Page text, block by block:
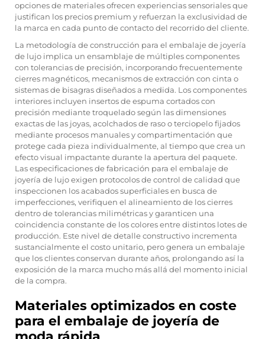
opciones de materiales ofrecen experiencias sensoriales que
justifican los precios premium y refuerzan la exclusividad de
la marca en cada punto de contacto del recorrido del cliente.
La metodología de construcción para el embalaje de joyería
de lujo implica un ensamblaje de múltiples componentes
con tolerancias de precisión, incorporando frecuentemente
cierres magnéticos, mecanismos de extracción con cinta o
sistemas de bisagras diseñados a medida. Los componentes
interiores incluyen insertos de espuma cortados con
precisión mediante troquelado según las dimensiones
exactas de las joyas, acolchados de raso o terciopelo fijados
mediante procesos manuales y compartimentación que
protege cada pieza individualmente, al tiempo que crea un
efecto visual impactante durante la apertura del paquete.
Las especificaciones de fabricación para el embalaje de
joyería de lujo exigen protocolos de control de calidad que
inspeccionen los acabados superficiales en busca de
imperfecciones, verifiquen el alineamiento de los cierres
dentro de tolerancias milimétricas y garanticen una
coincidencia constante de los colores entre distintos lotes de
producción. Este nivel de detalle constructivo incrementa
sustancialmente el costo unitario, pero genera un embalaje
que los clientes conservan durante años, prolongando así la
exposición de la marca mucho más allá del momento inicial
de la compra.
Materiales optimizados en coste
para el embalaje de joyería de